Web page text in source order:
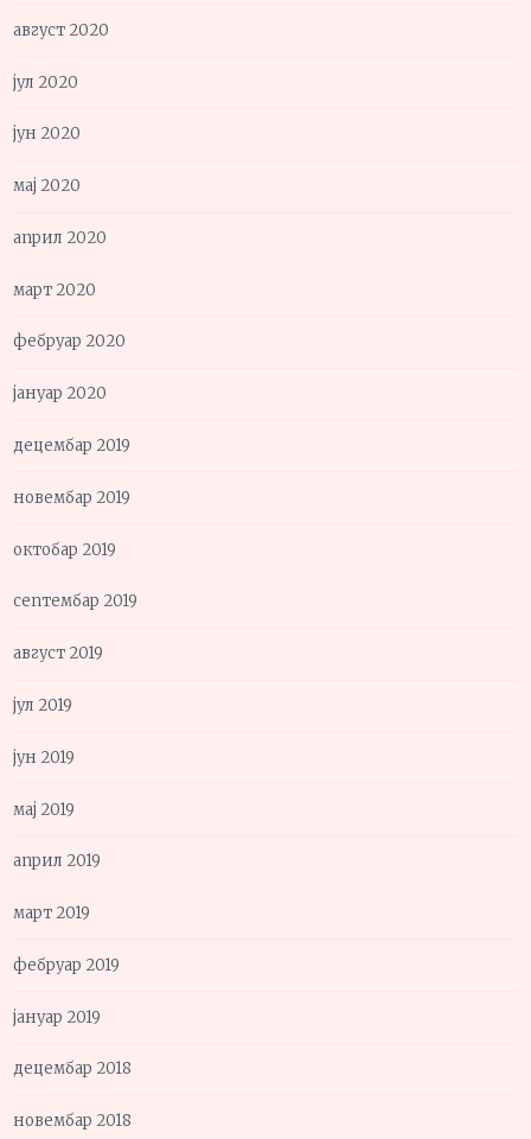
август 2020
јул 2020
јун 2020
мај 2020
април 2020
март 2020
фебруар 2020
јануар 2020
децембар 2019
новембар 2019
октобар 2019
септембар 2019
август 2019
јул 2019
јун 2019
мај 2019
април 2019
март 2019
фебруар 2019
јануар 2019
децембар 2018
новембар 2018